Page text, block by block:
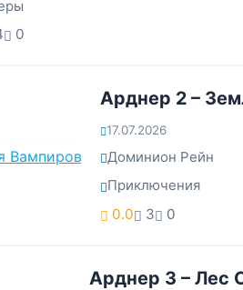
0
Арднер 2 –
17.07.2026
Доминион Рейн
Приключения
0.0
3 0
Арднер 3 – Лес